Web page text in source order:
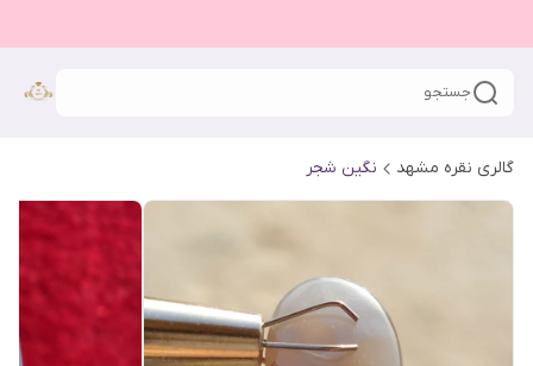
جستجو
گالری نقره مشهد نگین شجر